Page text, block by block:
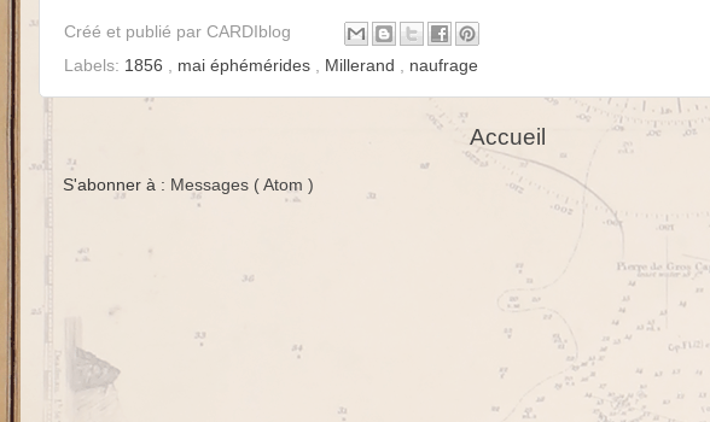
Créé et publié par CARDIblog
Labels: 1856 mai éphémérides Millerand naufrage
Accueil
S'abonner à : Messages ( Atom )